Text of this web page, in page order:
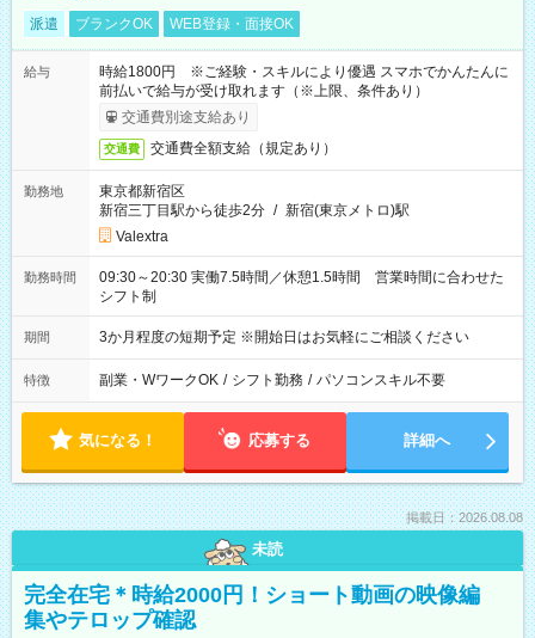
派遣 ブランクOK WEB登録・面接OK
給与
時給1800円 ※ご経験・スキルにより優遇 スマホでかんたんに
前払いで給与が受け取れます（※上限、条件あり）
交通費別途支給あり
交通費 交通費全額支給（規定あり）
勤務地
東京都新宿区
新宿三丁目駅から徒歩2分 / 新宿(東京メトロ)駅
Valextra
勤務時間
09:30～20:30 実働7.5時間／休憩1.5時間 営業時間に合わせた
シフト制
期間 3か月程度の短期予定 ※開始日はお気軽にご相談ください
特徴 副業・WワークOK / シフト勤務 / パソコンスキル不要
気になる！ 応募する 詳細へ
掲載日：2026.08.08
未読
完全在宅＊時給2000円！ショート動画の映像編
集やテロップ確認